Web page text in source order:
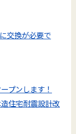
交換が必要で
プンします！
住宅耐震設計改